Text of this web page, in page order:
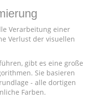
Verarbeitung einer
Verlust der visuellen
gibt es eine große
Sie basieren
- alle dortigen
Farben.